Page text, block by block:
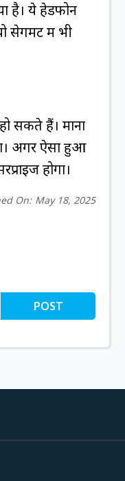
है। ये हेडफोन
सेगमेंट में भी
सकते हैं। माना
अगर ऐसा हुआ
होगा।
On: May 18, 2025
POST